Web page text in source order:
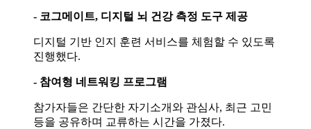
- 코그메이트, 디지털 뇌 건강 측정 도구 제공
디지털 기반 인지 훈련 서비스를 체험할 수 있도록
진행했다.
- 참여형 네트워킹 프로그램
참가자들은 간단한 자기소개와 관심사, 최근 고민
등을 공유하며 교류하는 시간을 가졌다.